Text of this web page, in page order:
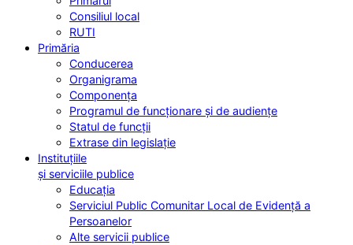
Consiliul local
RUTI
Primăria
Conducerea
Organigrama
Componența
Programul de funcționare și de audiențe
Statul de funcții
Extrase din legislație
Instituțiile
și serviciile publice
Educația
Serviciul Public Comunitar Local de Evidență a
Persoanelor
Alte servicii publice